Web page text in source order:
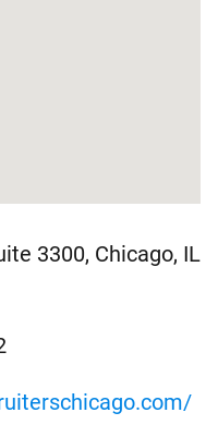
3300, Chicago, IL